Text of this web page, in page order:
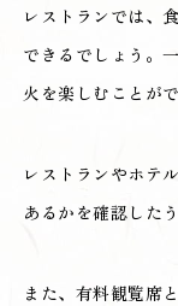
レストランでは、
できるでしょう。
火を楽しむことが
レストランやホテ
あるかを確認した
また、有料観覧席